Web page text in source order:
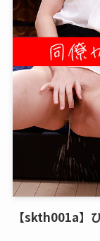
【skth001a】